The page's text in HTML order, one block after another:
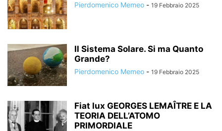
Pierdomenico Memeo - 19 Febbraio 2025
Il Sistema Solare. Si ma Quanto
Grande?
Pierdomenico Memeo - 19 Febbraio 2025
Fiat lux GEORGES LEMAÎTRE E LA
TEORIA DELL’ATOMO
PRIMORDIALE